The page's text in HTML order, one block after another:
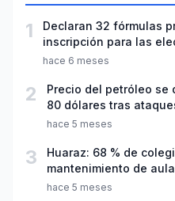
1
Declaran 32 fórmulas
inscripción para las
hace 6 meses
2
Precio del petróleo se
80 dólares tras
hace 5 meses
3
Huaraz: 68 % de
mantenimiento de
año escolar 2026
hace 5 meses